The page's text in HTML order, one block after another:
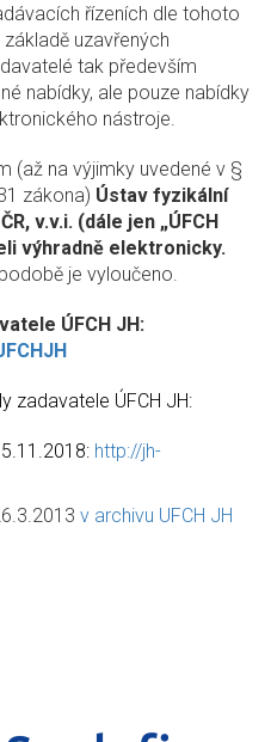
řízeních dle tohoto
uzavřených
tak především
nabídky, ale pouze nabídky
nástroje.
(až na výjimky uvedené v §
zákona) Ústav fyzikální
v.v.i. (dále jen „ÚFCH
výhradně elektronicky.
je vyloučeno.
ÚFCH JH:
zadavatele ÚFCH JH:
http://jh-
v archivu UFCH JH